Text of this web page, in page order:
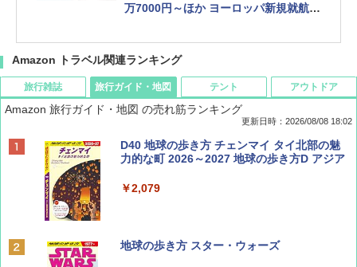
万7000円～ほか ヨーロッパ新規就航路
Amazon トラベル関連ランキング
旅行雑誌
BE-PAL(ビ-パル) 2026年 9 月号【特別付録:
SOTO ミニマル"旅"財布 ランダム2種】
￥1,500
ディズニーファン ２０２６年 ９月号 [雑
旅行ガイド・地図
Amazon 旅行ガイド・地図 の売れ筋ランキング
更新日時：2026/08/08 18:02
D40 地球の歩き方 チェンマイ タイ北部の魅
力的な町 2026～2027 地球の歩き方D アジア
￥2,079
地球の歩き方 スター・ウォーズ
テント アウトドア